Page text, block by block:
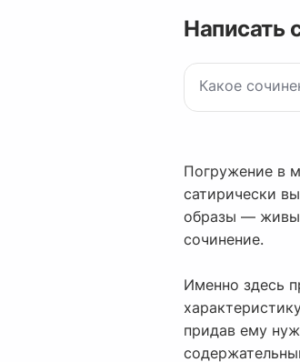
Написать
Погружение в
сатирически
образы —
сочинение.
Именно здесь
придав ему